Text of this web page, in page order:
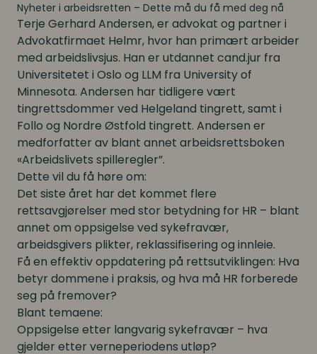
Nyheter i arbeidsretten – Dette må du få med deg nå
Terje Gerhard Andersen,er advokat og partner i
Advokatfirmaet Helmr, hvor han primært arbeider
med arbeidslivsjus. Han er utdannet cand.jur fra
Universitetet i Oslo og LLM fra University of
Minnesota. Andersen har tidligere vært
tingrettsdommer ved Helgeland tingrett, samt i
Follo og Nordre Østfold tingrett. Andersen er
medforfatter av blant annet arbeidsrettsboken
«Arbeidslivets spilleregler”.
Dette vil du få høre om:
Det siste året har det kommet flere
rettsavgjørelser med stor betydning for HR – blant
annet om oppsigelse ved sykefravær,
arbeidsgivers plikter, reklassifisering og innleie.
Få en effektiv oppdatering på rettsutviklingen: Hva
betyr dommene i praksis, og hva må HR forberede
seg på fremover?
Blant temaene:
Oppsigelse etter langvarig sykefravær – hva
gjelder etter verneperiodens utløp?